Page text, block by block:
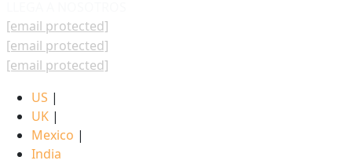
[email protected]
[email protected]
[email protected]
US |
UK |
Mexico |
India